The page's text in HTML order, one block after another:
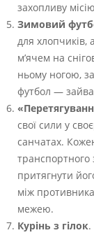
захопливу
Зимовий
для хлопчиків,
м’ячем на
ньому ногою,
футбол — зайва
свої сили у
санчатах.
транспортного
притягнути
між
межею.
Курінь з гілок